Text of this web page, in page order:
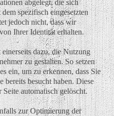
abgelegt, die sich
spezifisch eingesetzten
jedoch nicht, dass wir
Ihrer Identität erhalten.
dazu, die Nutzung
zu gestalten. So setzen
ein, um zu erkennen, dass Sie
bereits besucht haben. Diese
Seite automatisch gelöscht.
zur Optimierung der